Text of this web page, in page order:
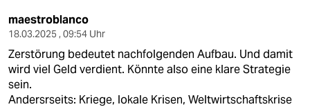
maestroblanco
18.03.2025 , 09:54 Uhr
Zerstörung bedeutet nachfolgenden Aufbau. Und damit
wird viel Geld verdient. Könnte also eine klare Strategie
sein.
Andersrseits: Kriege, lokale Krisen, Weltwirtschaftskrise